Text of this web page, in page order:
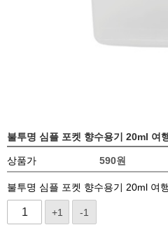
불투명 심플 포켓 향수용기 20ml 여
상품가 590원
불투명 심플 포켓 향수용기 20ml 여
+1 -1